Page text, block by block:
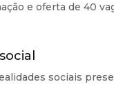
e oferta de 40
sociais